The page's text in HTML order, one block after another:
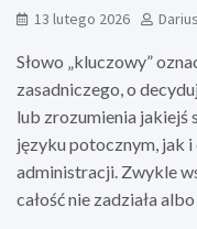
13 lutego 2026
Słowo „kluczowy”
zasadniczego, o
lub zrozumienia jakiejś
języku potocznym, jak i
administracji. Zwykle
całość nie zadziała